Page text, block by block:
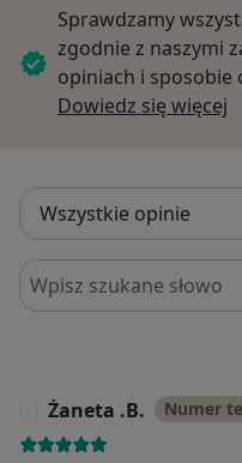
Sprawdzamy
zgodnie z naszymi
opiniach i sposobie
Dowiedz się więcej
Szukaj w opiniach
Żaneta .B. Numer